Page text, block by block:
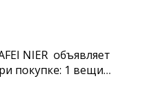
NIER объявляет
покупке: 1 вещи…